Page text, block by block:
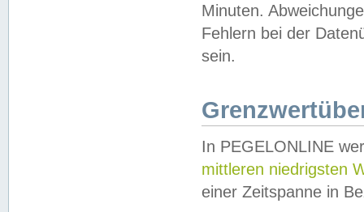
Minuten.
Fehlern bei der
sein.
In PEGELONLINE
mittleren niedrigsten
einer Zeitspanne in